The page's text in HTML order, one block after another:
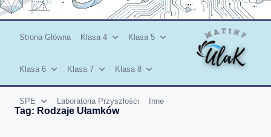
Strona Główna Klasa 4 Klasa 5
Klasa 6 Klasa 7 Klasa 8
SPE Laboratoria Przyszłości Inne
Tag: Rodzaje Ułamków